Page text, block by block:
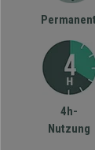
4h-
Nutzung